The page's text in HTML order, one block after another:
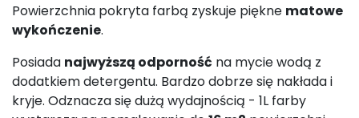
Powierzchnia pokryta farbą zyskuje piękne matowe
wykończenie.
Posiada najwyższą odporność na mycie wodą z
dodatkiem detergentu. Bardzo dobrze się nakłada i
kryje. Odznacza się dużą wydajnością - 1L farby